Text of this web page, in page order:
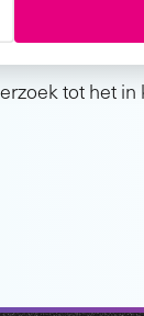
bevatten die
tot het